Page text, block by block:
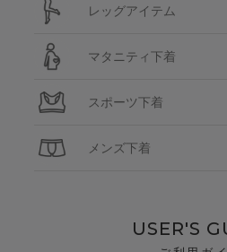
レッグアイテム
マタニティ下着
スポーツ下着
メンズ下着
USER'S